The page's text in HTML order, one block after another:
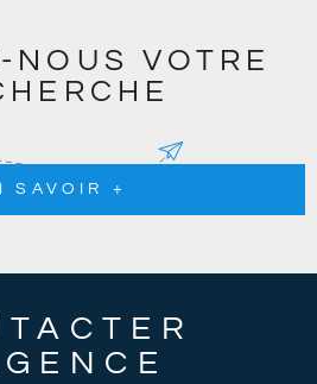
NOUS VOTRE
SAVOIR +